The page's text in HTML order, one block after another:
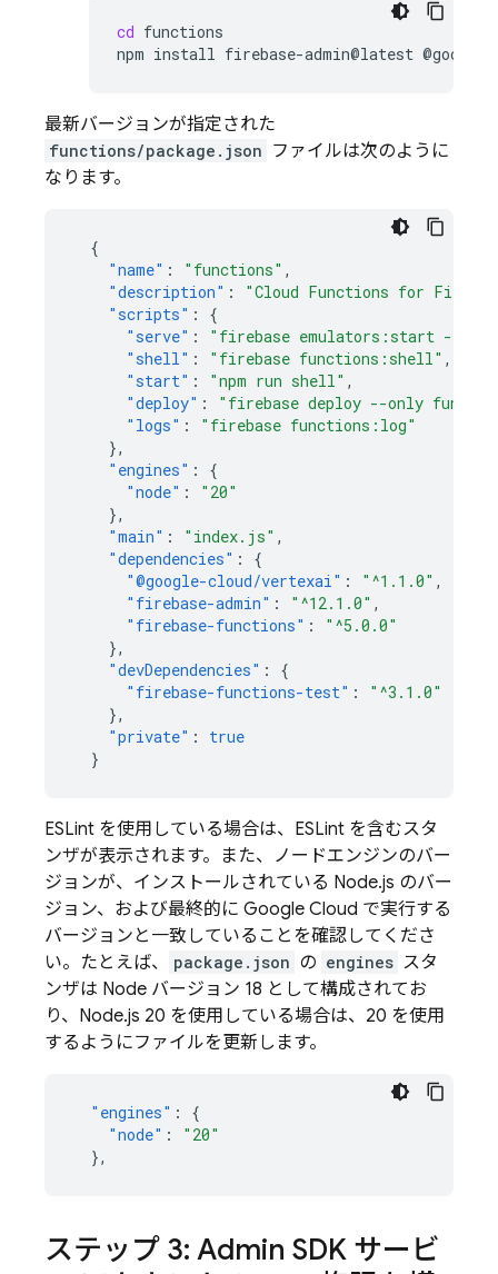
cd functions
npm install firebase-admin@latest
最新バージョンが指定された
functions/package.json ファイルは次のように
なります。
{
"name" : "functions" ,
"description" :
"Cloud Functions for
"scripts" :
{
"serve" :
"firebase emulators:start --
"shell" : "firebase functions:shell" ,
"start" : "npm run shell" ,
"deploy" :
"firebase deploy --only
"logs" :
"firebase functions:log"
},
"engines" :
{
"node" :
"20"
},
"main" : "index.js" ,
"dependencies" :
{
"@google-cloud/vertexai" : "^1.1.0" ,
"firebase-admin" : "^12.1.0" ,
"firebase-functions" :
"^5.0.0"
},
"devDependencies" :
{
"firebase-functions-test" :
"^3.1.0"
},
"private" :
true
}
ESLint を使用している場合は、ESLint を含むスタ
ンザが表示されます。また、ノードエンジンのバー
ジョンが、インストールされている Node.js のバー
ジョン、および最終的に Google Cloud で実行する
バージョンと一致していることを確認してくださ
い。たとえば、
package.json の engines スタ
ンザは Node バージョン 18 として構成されてお
り、Node.js 20 を使用している場合は、20 を使用
するようにファイルを更新します。
"engines" :
{
"node" :
"20"
},
ステップ 3: Admin SDK サービ